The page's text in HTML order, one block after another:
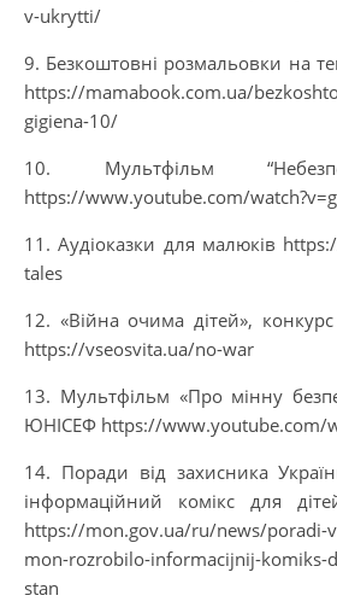
v-ukrytti/
9. Безкоштовні розмальовки на
https://mamabook.com.ua/
gigiena-10/
10. Мультфільм
https://www.youtube.com/
11. Аудіоказки для малюків
tales
12. «Війна очима дітей»,
https://vseosvita.ua/no-war
13. Мультфільм «Про мінну
ЮНІСЕФ https://www.youtube.com/
14. Поради від захисника
інформаційний комікс для
https://mon.gov.ua/ru/news/poradi-
mon-rozrobilo-informacijnij-
stan